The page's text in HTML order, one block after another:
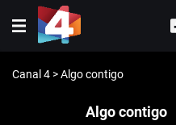
Canal 4 >Algo contigo
Algo contigo